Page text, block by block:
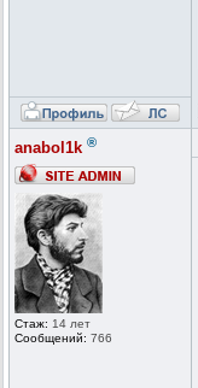
anabol1k ®
Стаж: 14 лет
Сообщений: 766